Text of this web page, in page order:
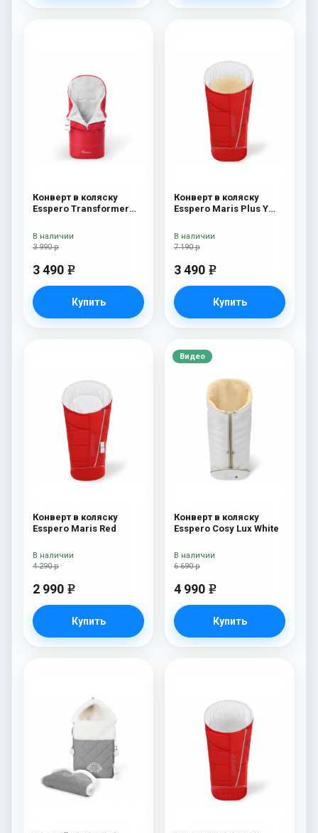
Конверт в коляску
Esspero Transformer
100% шерсть) Red
3 990 р
3 490 e
Купить
В наличии
Конверт в коляску
Esspero Maris Plus Y
мех) Red
7 190 р
3 490 e
Купить
В наличии
Конверт в коляску
Esspero Maris Red
4 290 р
2 990 e
Купить
В наличии
Видео
Конверт в коляску
Esspero Cosy Lux White
6 690 р
4 990 e
Купить
В наличии